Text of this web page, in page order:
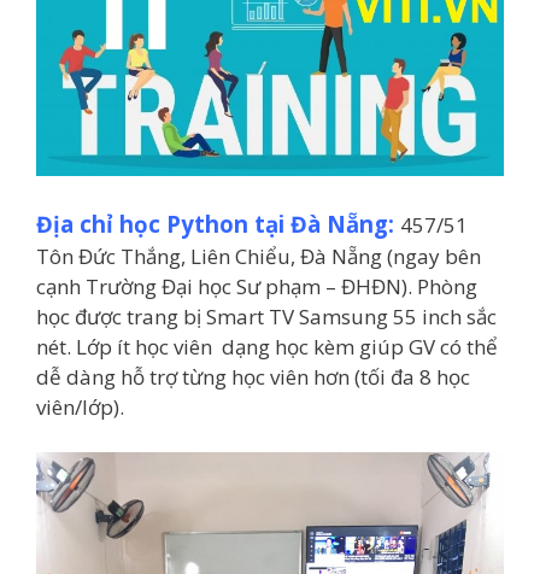
Địa chỉ học Python tại Đà Nẵng: 457/51
Tôn Đức Thắng, Liên Chiểu, Đà Nẵng (ngay bên
cạnh Trường Đại học Sư phạm – ĐHĐN). Phòng
học được trang bị Smart TV Samsung 55 inch sắc
nét. Lớp ít học viên dạng học kèm giúp GV có thể
dễ dàng hỗ trợ từng học viên hơn (tối đa 8 học
viên/lớp).